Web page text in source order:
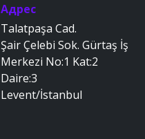
Адрес
Talatpaşa Cad.
Şair Çelebi Sok. Gürtaş İş
Merkezi No:1 Kat:2
Daire:3
Levent/İstanbul